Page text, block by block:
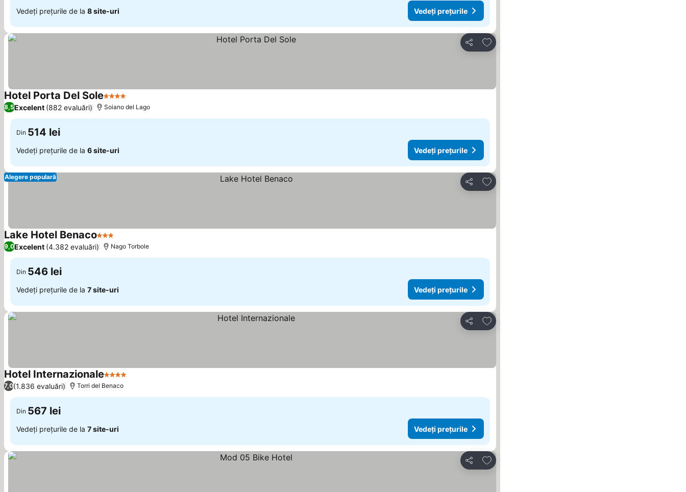
Vedeți prețurile de la 8 site-uri Vedeți prețurile
Distribuiți
Adăugaţi la favorite
Hotel Porta Del Sole4 Stele
8,5Excelent (882 evaluări) Soiano del Lago
Din 514 lei
Vedeți prețurile de la 6 site-uri Vedeți prețurile
Distribuiți
Adăugaţi la favorite
Alegere populară
Lake Hotel Benaco3 Stele
9,0Excelent (4.382 evaluări) Nago Torbole
Din 546 lei
Vedeți prețurile de la 7 site-uri Vedeți prețurile
Distribuiți
Adăugaţi la favorite
Hotel Internazionale4 Stele
7,0(1.836 evaluări) Torri del Benaco
Din 567 lei
Vedeți prețurile de la 7 site-uri Vedeți prețurile
Distribuiți
Adăugaţi la favorite